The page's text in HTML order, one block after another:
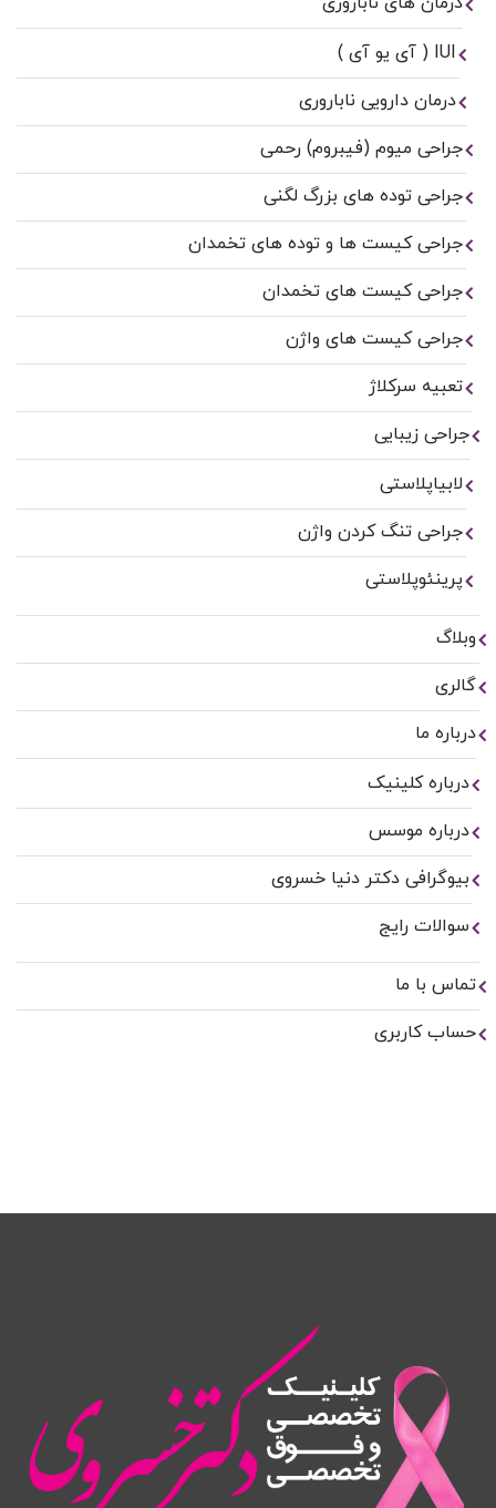
IUI ( آی یو آی )
درمان دارویی ناباروری
جراحی میوم (فیبروم) رحمی
جراحی توده های بزرگ لگنی
جراحی کیست ها و توده های تخمدان
جراحی کیست های تخمدان
جراحی کیست های واژن
تعبیه سرکلاژ
جراحی زیبایی
لابیاپلاستی
جراحی تنگ کردن واژن
پرینئوپلاستی
وبلاگ
گالری
درباره ما
درباره کلینیک
درباره موسس
بیوگرافی دکتر دنیا خسروی
سوالات رایج
تماس با ما
حساب کاربری